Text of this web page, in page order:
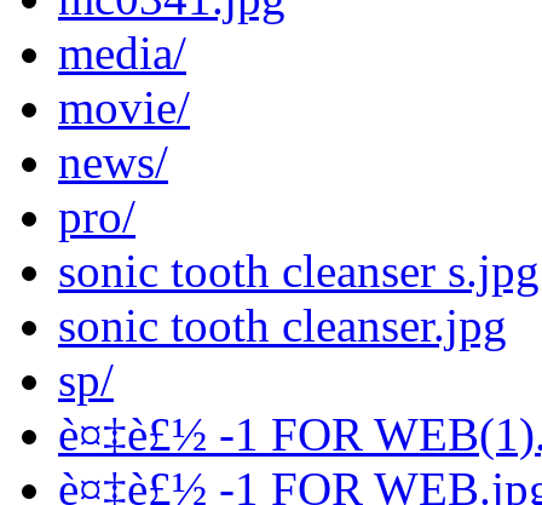
media/
movie/
news/
pro/
sonic tooth cleanser s.jpg
sonic tooth cleanser.jpg
sp/
è¤‡è£½ -1 FOR
è¤‡è£½ -1 FOR